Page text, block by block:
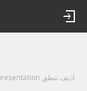
كيف تنطق presentation بالإنجليزية